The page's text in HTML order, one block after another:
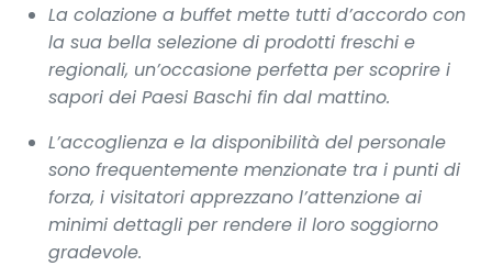
La colazione a buffet mette tutti d’accordo con
la sua bella selezione di prodotti freschi e
regionali, un’occasione perfetta per scoprire i
sapori dei Paesi Baschi fin dal mattino.
L’accoglienza e la disponibilità del personale
sono frequentemente menzionate tra i punti di
forza, i visitatori apprezzano l’attenzione ai
minimi dettagli per rendere il loro soggiorno
gradevole.